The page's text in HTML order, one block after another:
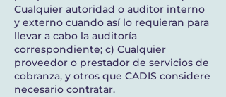
Cualquier autoridad o auditor interno
y externo cuando así lo requieran para
llevar a cabo la auditoría
correspondiente; c) Cualquier
proveedor o prestador de servicios de
cobranza, y otros que CADIS considere
necesario contratar.